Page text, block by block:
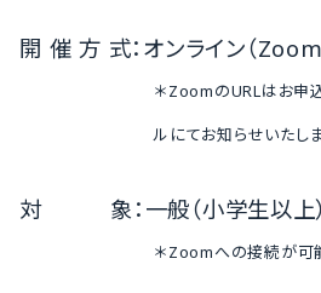
開 催 方 式：オンライン（Zoom
＊ZoomのURLはお申
ルにてお知らせいたしま
対 象：一般（小学生以上）
＊Zoomへの接続が可